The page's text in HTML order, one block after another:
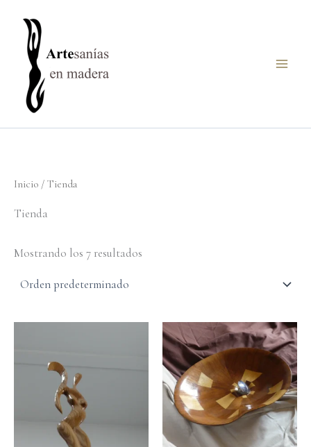
contenido
Inicio / Tienda
Tienda
Mostrando los 7 resultados